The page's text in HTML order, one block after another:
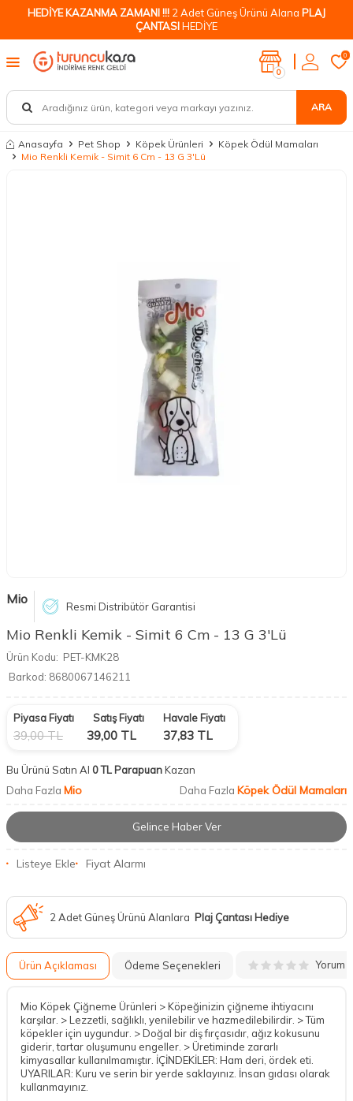
HEDİYE KAZANMA ZAMANI !!! 2 Adet Güneş Ürünü Alana PLAJ
ÇANTASIHEDİYE
ARA
0
0
Anasayfa Pet Shop Köpek Ürünleri
Köpek Ödül Mamaları
Mio Renkli Kemik - Simit 6 Cm - 13 G 3'Lü
Mio Resmi Distribütör Garantisi
Mio Renkli Kemik - Simit 6 Cm - 13 G 3'Lü
Ürün Kodu: PET-KMK28
Barkod: 8680067146211
Piyasa Fiyatı
39,00TL
Satış Fiyatı
39,00 TL
Havale Fiyatı
37,83 TL
Bu Ürünü Satın Al 0 TL ParapuanKazan
Daha Fazla Mio Daha Fazla Köpek Ödül Mamaları
Gelince Haber Ver
Listeye Ekle Fiyat Alarmı
2 Adet Güneş Ürünü Alanlara Plaj Çantası Hediye
Ürün Açıklaması Ödeme Seçenekleri Yorum
Mio Köpek Çiğneme Ürünleri > Köpeğinizin çiğneme ihtiyacını
karşılar. > Lezzetli, sağlıklı, yenilebilir ve hazmedilebilirdir. > Tüm
köpekler için uygundur. > Doğal bir diş fırçasıdır, ağız kokusunu
giderir, tartar oluşumunu engeller. > Üretiminde zararlı
kimyasallar kullanılmamıştır. İÇİNDEKİLER: Ham deri, ördek eti.
UYARILAR: Kuru ve serin bir yerde saklayınız. İnsan gıdası olarak
kullanmayınız.